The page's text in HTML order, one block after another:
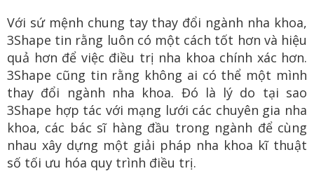
Với sứ mệnh chung tay thay đổi ngành nha khoa,
3Shape tin rằng luôn có một cách tốt hơn và hiệu
quả hơn để việc điều trị nha khoa chính xác hơn.
3Shape cũng tin rằng không ai có thể một mình
thay đổi ngành nha khoa. Đó là lý do tại sao
3Shape hợp tác với mạng lưới các chuyên gia nha
khoa, các bác sĩ hàng đầu trong ngành để cùng
nhau xây dựng một giải pháp nha khoa kĩ thuật
số tối ưu hóa quy trình điều trị.